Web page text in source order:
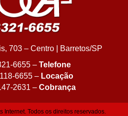
703 – Centro | Barretos/SP
6655 – Telefone
6655 – Locação
2631 – Cobrança
Internet. Todos os direitos reservados.